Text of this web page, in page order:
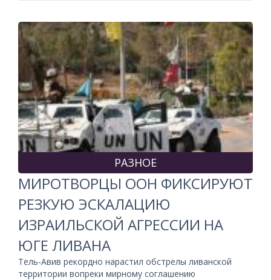
РАЗНОЕ
МИРОТВОРЦЫ ООН ФИКСИРУЮТ
РЕЗКУЮ ЭСКАЛАЦИЮ
ИЗРАИЛЬСКОЙ АГРЕССИИ НА
ЮГЕ ЛИВАНА
Тель-Авив рекордно нарастил обстрелы ливанской
территории вопреки мирному соглашению